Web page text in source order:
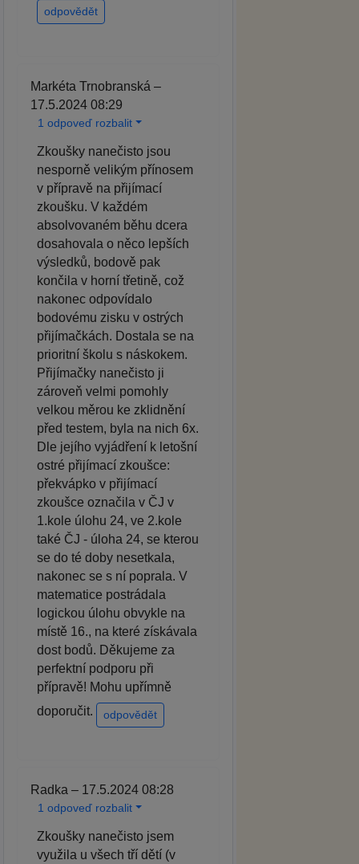
odpovědět
Markéta Trnobranská –
17.5.2024 08:29
1 odpoveď rozbalit
Zkoušky nanečisto jsou
nesporně velikým přínosem
v přípravě na přijímací
zkoušku. V každém
absolvovaném běhu dcera
dosahovala o něco lepších
výsledků, bodově pak
končila v horní třetině, což
nakonec odpovídalo
bodovému zisku v ostrých
přijímačkách. Dostala se na
prioritní školu s náskokem.
Přijímačky nanečisto ji
zároveň velmi pomohly
velkou měrou ke zklidnění
před testem, byla na nich 6x.
Dle jejího vyjádření k letošní
ostré přijímací zkoušce:
překvápko v přijímací
zkoušce označila v ČJ v
1.kole úlohu 24, ve 2.kole
také ČJ - úloha 24, se kterou
se do té doby nesetkala,
nakonec se s ní poprala. V
matematice postrádala
logickou úlohu obvykle na
místě 16., na které získávala
dost bodů. Děkujeme za
perfektní podporu při
přípravě! Mohu upřímně
doporučit.
odpovědět
Radka – 17.5.2024 08:28
1 odpoveď rozbalit
Zkoušky nanečisto jsem
využila u všech tří dětí (v